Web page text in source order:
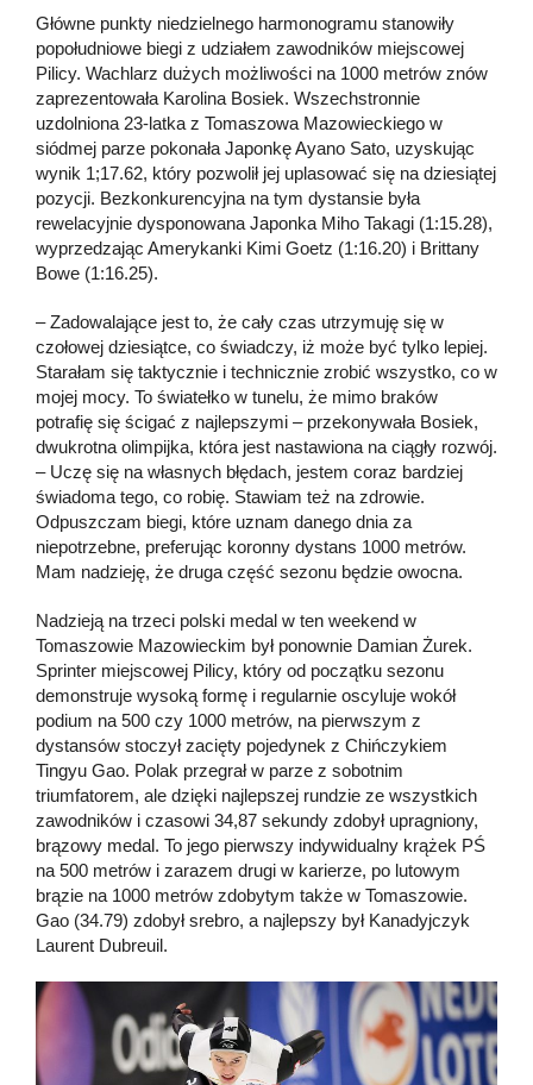
Główne punkty niedzielnego harmonogramu stanowiły
popołudniowe biegi z udziałem zawodników miejscowej
Pilicy. Wachlarz dużych możliwości na 1000 metrów znów
zaprezentowała Karolina Bosiek. Wszechstronnie
uzdolniona 23-latka z Tomaszowa Mazowieckiego w
siódmej parze pokonała Japonkę Ayano Sato, uzyskując
wynik 1;17.62, który pozwolił jej uplasować się na dziesiątej
pozycji. Bezkonkurencyjna na tym dystansie była
rewelacyjnie dysponowana Japonka Miho Takagi (1:15.28),
wyprzedzając Amerykanki Kimi Goetz (1:16.20) i Brittany
Bowe (1:16.25).
– Zadowalające jest to, że cały czas utrzymuję się w
czołowej dziesiątce, co świadczy, iż może być tylko lepiej.
Starałam się taktycznie i technicznie zrobić wszystko, co w
mojej mocy. To światełko w tunelu, że mimo braków
potrafię się ścigać z najlepszymi – przekonywała Bosiek,
dwukrotna olimpijka, która jest nastawiona na ciągły rozwój.
– Uczę się na własnych błędach, jestem coraz bardziej
świadoma tego, co robię. Stawiam też na zdrowie.
Odpuszczam biegi, które uznam danego dnia za
niepotrzebne, preferując koronny dystans 1000 metrów.
Mam nadzieję, że druga część sezonu będzie owocna.
Nadzieją na trzeci polski medal w ten weekend w
Tomaszowie Mazowieckim był ponownie Damian Żurek.
Sprinter miejscowej Pilicy, który od początku sezonu
demonstruje wysoką formę i regularnie oscyluje wokół
podium na 500 czy 1000 metrów, na pierwszym z
dystansów stoczył zacięty pojedynek z Chińczykiem
Tingyu Gao. Polak przegrał w parze z sobotnim
triumfatorem, ale dzięki najlepszej rundzie ze wszystkich
zawodników i czasowi 34,87 sekundy zdobył upragniony,
brązowy medal. To jego pierwszy indywidualny krążek PŚ
na 500 metrów i zarazem drugi w karierze, po lutowym
brązie na 1000 metrów zdobytym także w Tomaszowie.
Gao (34.79) zdobył srebro, a najlepszy był Kanadyjczyk
Laurent Dubreuil.